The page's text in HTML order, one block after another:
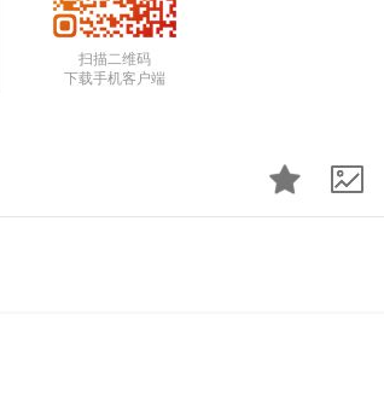
扫描二维码
下载手机客户端